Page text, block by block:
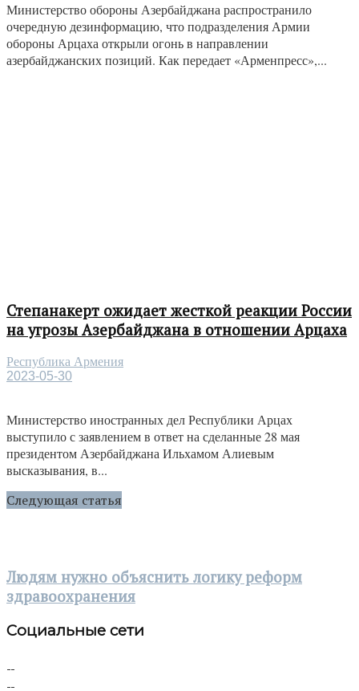
Министерство обороны Азербайджана распространило
очередную дезинформацию, что подразделения Армии
обороны Арцаха открыли огонь в направлении
азербайджанских позиций. Как передает «Арменпресс»,...
Степанакерт ожидает жесткой реакции России
на угрозы Азербайджана в отношении Арцаха
Республика Армения
2023-05-30
Министерство иностранных дел Республики Арцах
выступило с заявлением в ответ на сделанные 28 мая
президентом Азербайджана Ильхамом Алиевым
высказывания, в...
Следующая статья
Людям нужно объяснить логику реформ
здравоохранения
Социальные сети